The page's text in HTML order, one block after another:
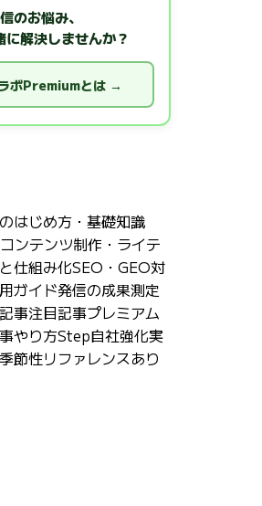
のお悩み、
に解決しませんか？
ボPremiumとは →
はじめ方・基礎知識
コンテンツ制作・ライテ
仕組み化SEO・GEO対
ガイド発信の成果測定
事注目記事プレミアム
やり方Step自社強化実
季節性リファレンスあり